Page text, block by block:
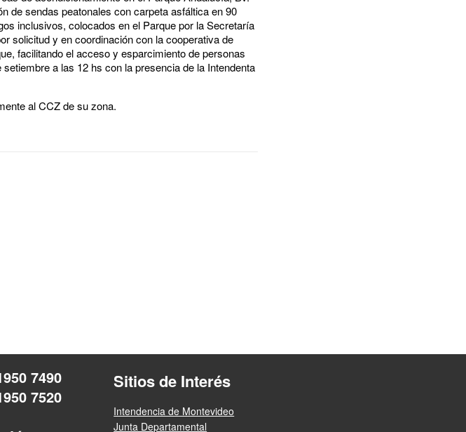
de sendas peatonales con carpeta asfáltica en 90
inclusivos, colocados en el Parque por la Secretaría
solicitud y en coordinación con la cooperativa de
facilitando el acceso y esparcimiento de personas
a las 12 hs con la presencia de la Intendenta
al CCZ de su zona.
7490
7520
Sitios de Interés
Intendencia de Montevideo
Junta Departamental